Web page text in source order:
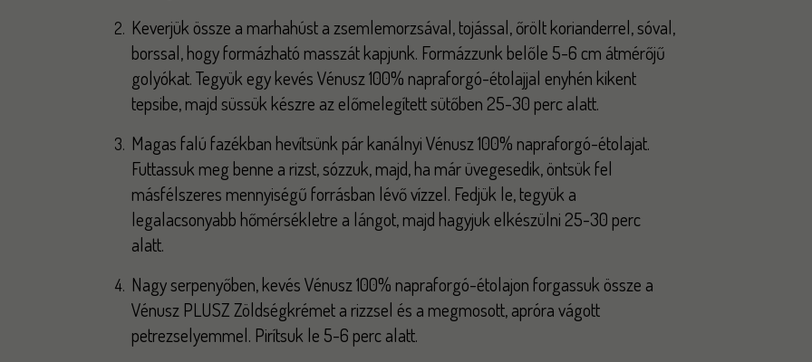
Keverjük össze a marhahúst a zsemlemorzsával, tojással, őrölt korianderrel, sóval,
borssal, hogy formázható masszát kapjunk. Formázzunk belőle 5-6 cm átmérőjű
golyókat. Tegyük egy kevés Vénusz 100% napraforgó-étolajjal enyhén kikent
tepsibe, majd süssük készre az előmelegített sütőben 25-30 perc alatt.
Magas falú fazékban hevítsünk pár kanálnyi Vénusz 100% napraforgó-étolajat.
Futtassuk meg benne a rizst, sózzuk, majd, ha már üvegesedik, öntsük fel
másfélszeres mennyiségű forrásban lévő vízzel. Fedjük le, tegyük a
legalacsonyabb hőmérsékletre a lángot, majd hagyjuk elkészülni 25-30 perc
alatt.
Nagy serpenyőben, kevés Vénusz 100% napraforgó-étolajon forgassuk össze a
Vénusz PLUSZ Zöldségkrémet a rizzsel és a megmosott, apróra vágott
petrezselyemmel. Pirítsuk le 5-6 perc alatt.